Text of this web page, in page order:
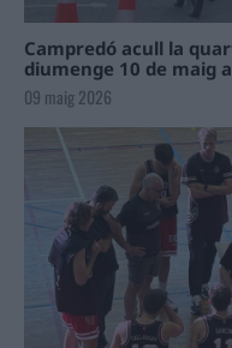
Campredó acull la
diumenge 10 de maig
09 maig 2026